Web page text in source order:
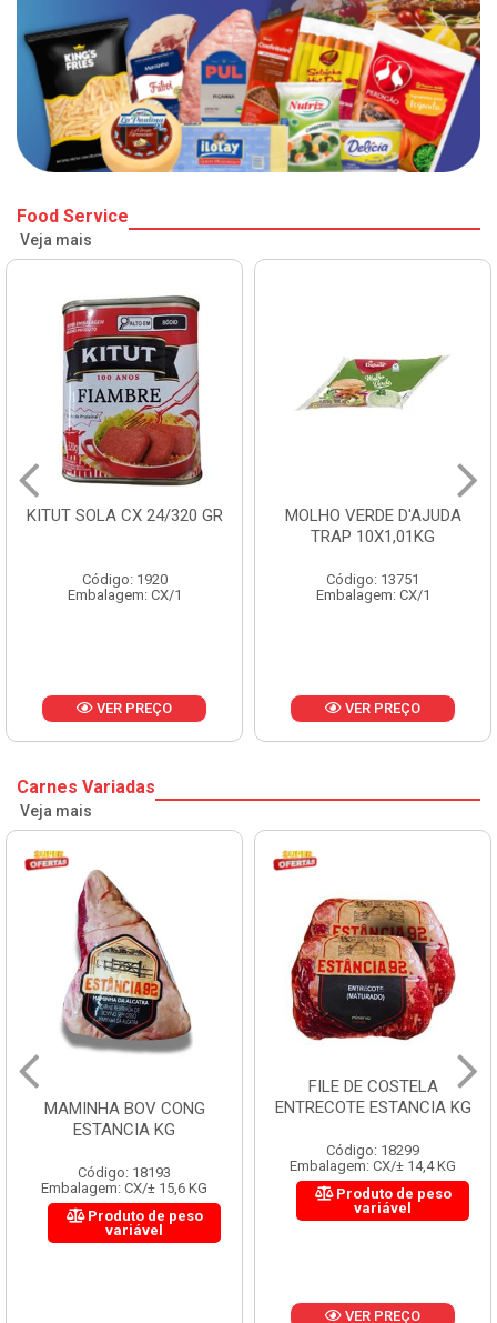
Food Service
Veja mais
MOLHO VERDE D'AJUDA
Código: 13751
Embalagem: CX/1
VER PREÇO
FRUTAS
CX 10KG
Código: 1785
Embalagem: KG/10
VER PREÇO
Carnes Variadas
Veja mais
MAMINHA BOV CONG
ESTANCIA KG
Código: 18193
Embalagem: CX/± 15,6 KG
Produto de peso
variável
FILE DE COSTELA
ENTRECOTE ESTANCIA KG
Código: 18299
Embalagem: CX/± 14,4 KG
Produto de peso
variável
VER PREÇO